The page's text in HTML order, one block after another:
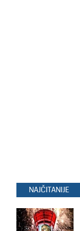
NAJČITANIJE